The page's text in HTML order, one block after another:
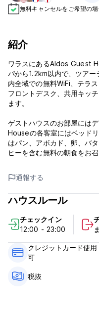
無料キャンセルをご希望の
紹介
ワラスにあるAldos Guest
パから1.2km以内で、ツア
内全域での無料WiFi、テラ
フロントデスク、共用キッ
ます。
ゲストハウスのお部屋には
Houseの各客室にはベッド
はパン、アボカド、卵、バ
ヒーを含む無料の朝食をお
テラスや共用ラウンジでは
り、映画を鑑賞したりでき
テオ山、キャニオニング、
ングへのツアーを提供してい
Aldos Guest Houseから最
リアス・グラツィアーニ空
サービスを利用できます。
アルドス ゲスト ハウスのポ
キャンセルポリシー: 到着の
11:00前にチェックアウト
通報する
ハウスルール
チェックイン
12:00 - 23:00
クレジットカード使用
可
税抜